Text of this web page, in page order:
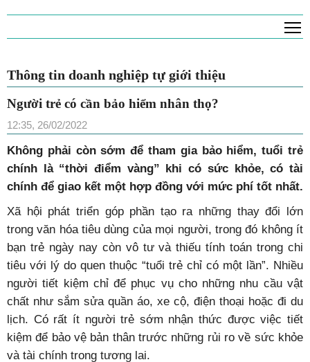
Thông tin doanh nghiệp tự giới thiệu
Người trẻ có cần bảo hiểm nhân thọ?
12:35, 26/02/2022
Không phải còn sớm để tham gia bảo hiểm, tuổi trẻ
chính là “thời điểm vàng” khi có sức khỏe, có tài
chính để giao kết một hợp đồng với mức phí tốt nhất.
Xã hội phát triển góp phần tạo ra những thay đổi lớn
trong văn hóa tiêu dùng của mọi người, trong đó không ít
bạn trẻ ngày nay còn vô tư và thiếu tính toán trong chi
tiêu với lý do quen thuộc “tuổi trẻ chỉ có một lần”. Nhiều
người tiết kiệm chỉ để phục vụ cho những nhu cầu vật
chất như sắm sửa quần áo, xe cộ, điện thoại hoặc đi du
lịch. Có rất ít người trẻ sớm nhận thức được việc tiết
kiệm để bảo vệ bản thân trước những rủi ro về sức khỏe
và tài chính trong tương lai.